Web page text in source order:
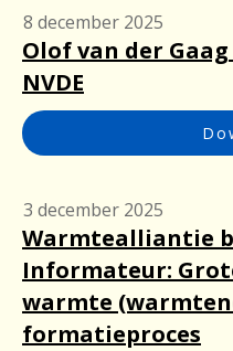
8 december 2025
Olof van der
NVDE
3 december 2025
Warmtealliantie
Informateur:
warmte
formatieproces